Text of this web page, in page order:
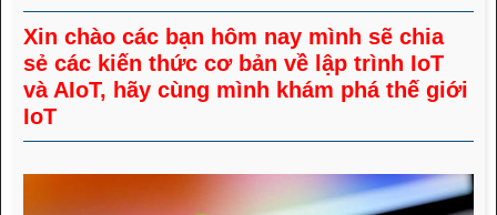
Xin chào các bạn hôm nay mình sẽ chia
sẻ các kiến thức cơ bản về lập trình IoT
và AIoT, hãy cùng mình khám phá thế giới
IoT